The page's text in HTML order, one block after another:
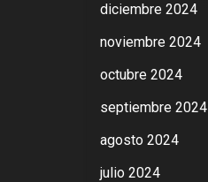
diciembre 2024
noviembre 2024
octubre 2024
septiembre 2024
agosto 2024
julio 2024